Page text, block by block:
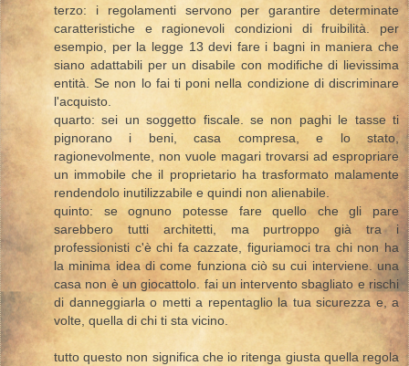
terzo: i regolamenti servono per garantire determinate
caratteristiche e ragionevoli condizioni di fruibilità. per
esempio, per la legge 13 devi fare i bagni in maniera che
siano adattabili per un disabile con modifiche di lievissima
entità. Se non lo fai ti poni nella condizione di discriminare
l'acquisto.
quarto: sei un soggetto fiscale. se non paghi le tasse ti
pignorano i beni, casa compresa, e lo stato,
ragionevolmente, non vuole magari trovarsi ad espropriare
un immobile che il proprietario ha trasformato malamente
rendendolo inutilizzabile e quindi non alienabile.
quinto: se ognuno potesse fare quello che gli pare
sarebbero tutti architetti, ma purtroppo già tra i
professionisti c'è chi fa cazzate, figuriamoci tra chi non ha
la minima idea di come funziona ciò su cui interviene. una
casa non è un giocattolo. fai un intervento sbagliato e rischi
di danneggiarla o metti a repentaglio la tua sicurezza e, a
volte, quella di chi ti sta vicino.
tutto questo non significa che io ritenga giusta quella regola